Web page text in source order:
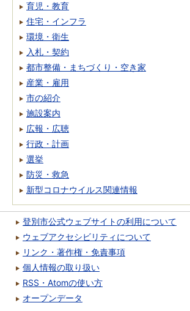
育児・教育
住宅・インフラ
環境・衛生
入札・契約
都市整備・まちづくり・空き家
産業・雇用
市の紹介
施設案内
広報・広聴
行政・計画
選挙
防災・救急
新型コロナウイルス関連情報
登別市公式ウェブサイトの利用について
ウェブアクセシビリティについて
リンク・著作権・免責事項
個人情報の取り扱い
RSS・Atomの使い方
オープンデータ